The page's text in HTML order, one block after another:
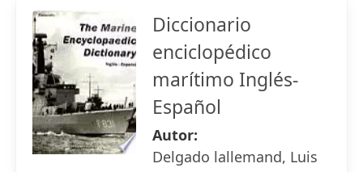
Diccionario
enciclopédico
marítimo Inglés-
Español
Autor:
Delgado lallemand, Luis